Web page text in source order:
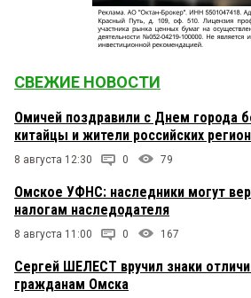
СВЕЖИЕ НОВОСТИ
Омичей поздравили с Днем города
китайцы и жители российских
8 августа 12:30 0 79
Омское УФНС: наследники могут
налогам наследодателя
8 августа 11:00 0 167
Сергей ШЕЛЕСТ вручил знаки
гражданам Омска